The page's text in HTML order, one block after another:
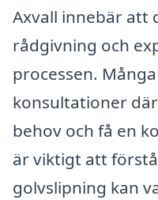
Axvall innebär att
rådgivning och
processen.
konsultationer
behov och få en
är viktigt att
golvslipning kan